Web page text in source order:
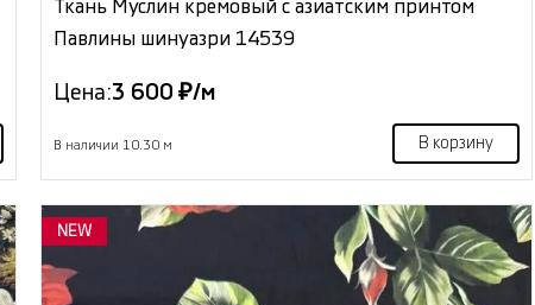
Ткань Муслин кремовый с азиатским принтом
Павлины шинуазри 14539
Цена:3 600 ₽/м
В наличии 10.30 м В корзину
NEW